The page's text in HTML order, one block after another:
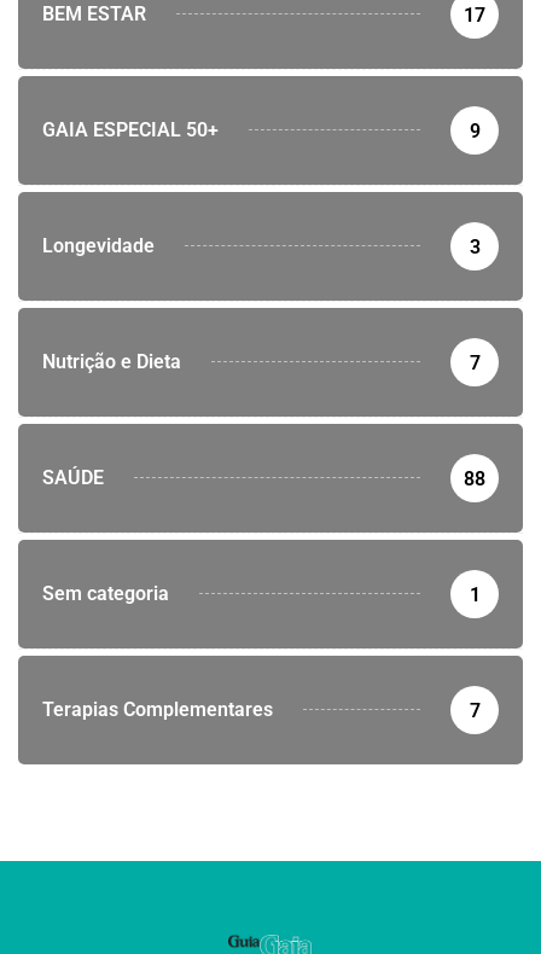
BEM ESTAR 17
GAIA ESPECIAL 50+ 9
Longevidade 3
Nutrição e Dieta 7
SAÚDE 88
Sem categoria 1
Terapias Complementares 7